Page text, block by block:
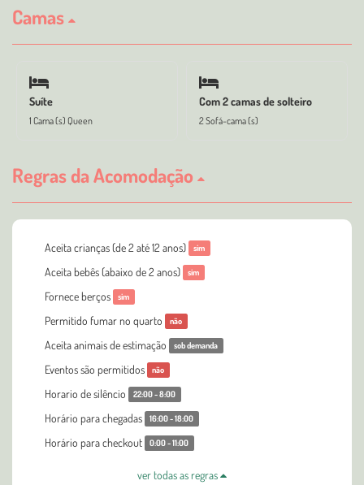
Camas
Suíte
1 Cama (s) Queen
Com 2 camas de solteiro
2 Sofá-cama (s)
Regras da Acomodação
Aceita crianças (de 2 até 12 anos) sim
Aceita bebês (abaixo de 2 anos) sim
Fornece berços sim
Permitido fumar no quarto não
Aceita animais de estimação sob demanda
Eventos são permitidos não
Horario de silêncio 22:00 - 8:00
Horário para chegadas 16:00 - 18:00
Horário para checkout 0:00 - 11:00
ver todas as regras